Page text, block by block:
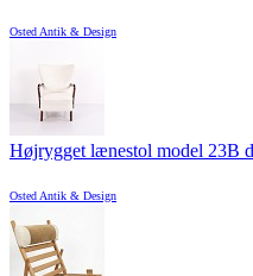
Osted Antik & Design
Højrygget lænestol model 23B
Osted Antik & Design